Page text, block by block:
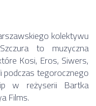
kolektywu
to muzyczna
Kosi, Eros, Siwers,
podczas tegorocznego
w reżyserii Bartka
Films.